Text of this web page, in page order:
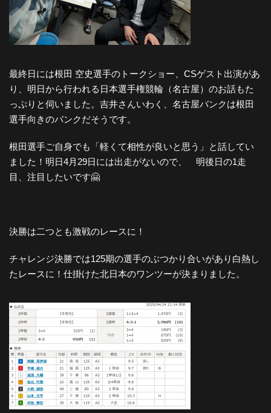
最終日には根田 空史選手のトークショー、CSゲスト出演があ
り、明日から行われる日本選手権競輪（名古屋）のお話もた
っぷりと伺いました。吉井さんいわく、名古屋バンクは根田
選手向きのバンクだそうです。
根田選手ご自身でも「軽くて相性が良いと思う」と話してい
ました！明日4月29日には出走がないので、 明後日の1走
目、注目したいです🤗
決勝は二つとも激戦のレースに！
チャレンジ決勝では125期の選手のぶつかり合いがあり白熱し
たレースに！仕掛けた北日本のワンツーが決まりました。